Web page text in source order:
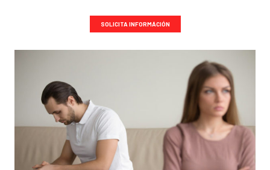
SOLICITA INFORMÁCIÓN